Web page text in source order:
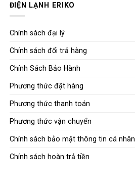
ĐIỆN LẠNH ERIKO
Chính sách đại lý
Chính sách đổi trả hàng
Chính Sách Bảo Hành
Phương thức đặt hàng
Phương thức thanh toán
Phương thức vận chuyển
Chính sách bảo mật thông tin cá nhân
Chính sách hoàn trả tiền